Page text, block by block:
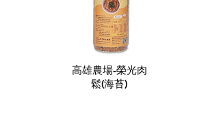
高雄農場-榮光肉
鬆(海苔)